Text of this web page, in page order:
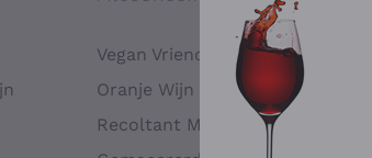
Vegan Vriendelijk
Oranje Wijn
Recoltant Manipulant